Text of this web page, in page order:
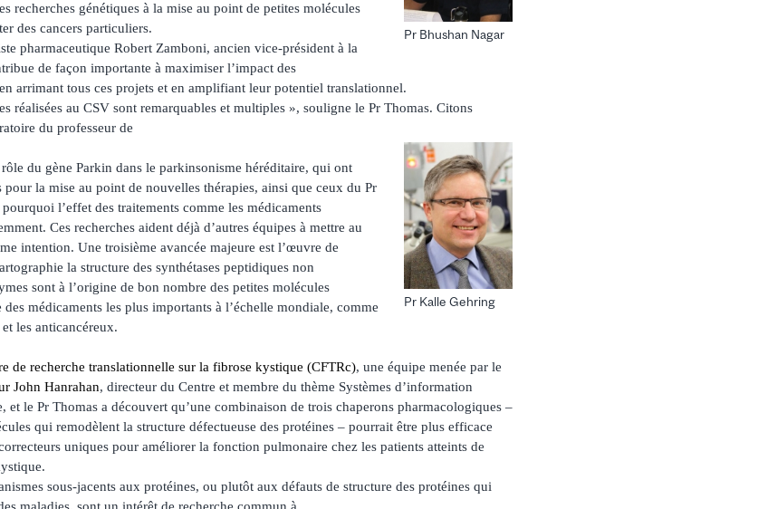
Pr Bhushan Nagar
recherches génétiques à la mise au point de petites molécules
des cancers particuliers.
pharmaceutique Robert Zamboni, ancien vice-président à la
de façon importante à maximiser l’impact des
arrimant tous ces projets et en amplifiant leur potentiel translationnel.
réalisées au CSV sont remarquables et multiples », souligne le Pr Thomas. Citons
du professeur de
Pr Kalle Gehring
du gène Parkin dans le parkinsonisme héréditaire, qui ont
pour la mise au point de nouvelles thérapies, ainsi que ceux du Pr
l’effet des traitements comme les médicaments
Ces recherches aident déjà d’autres équipes à mettre au
intention. Une troisième avancée majeure est l’œuvre de
la structure des synthétases peptidiques non
sont à l’origine de bon nombre des petites molécules
médicaments les plus importants à l’échelle mondiale, comme
les anticancéreux.
de recherche translationnelle sur la fibrose kystique (CFTRc), une équipe menée par le
John Hanrahan, directeur du Centre et membre du thème Systèmes d’information
et le Pr Thomas a découvert qu’une combinaison de trois chaperons pharmacologiques –
qui remodèlent la structure défectueuse des protéines – pourrait être plus efficace
uniques pour améliorer la fonction pulmonaire chez les patients atteints de
sous-jacents aux protéines, ou plutôt aux défauts de structure des protéines qui